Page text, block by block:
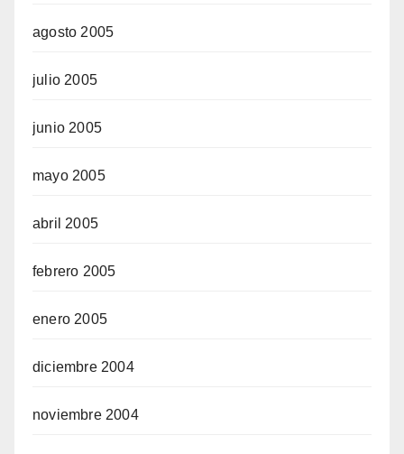
agosto 2005
julio 2005
junio 2005
mayo 2005
abril 2005
febrero 2005
enero 2005
diciembre 2004
noviembre 2004